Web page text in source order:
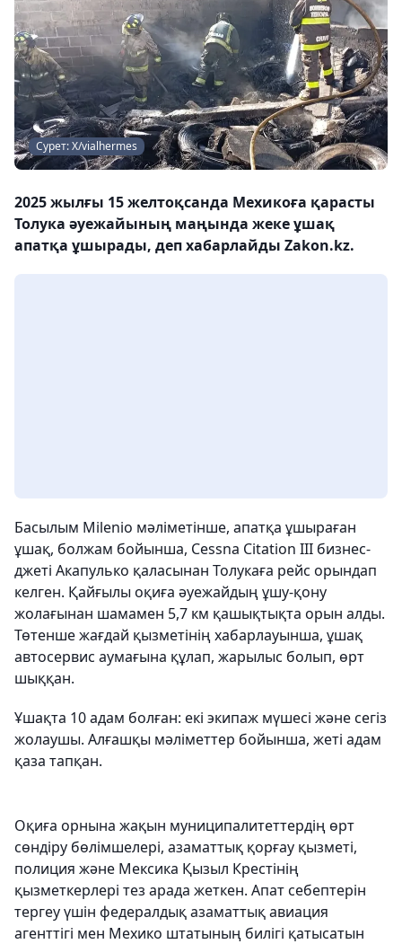
Сурет: X/vialhermes
2025 жылғы 15 желтоқсанда Мехикоға қарасты
Толука әуежайының маңында жеке ұшақ
апатқа ұшырады, деп хабарлайды Zakon.kz.
Басылым Milenio мәліметінше, апатқа ұшыраған
ұшақ, болжам бойынша, Cessna Citation III бизнес-
джеті Акапулько қаласынан Толукаға рейс орындап
келген. Қайғылы оқиға әуежайдың ұшу-қону
жолағынан шамамен 5,7 км қашықтықта орын алды.
Төтенше жағдай қызметінің хабарлауынша, ұшақ
автосервис аумағына құлап, жарылыс болып, өрт
шыққан.
Ұшақта 10 адам болған: екі экипаж мүшесі және сегіз
жолаушы. Алғашқы мәліметтер бойынша, жеті адам
қаза тапқан.
Оқиға орнына жақын муниципалитеттердің өрт
сөндіру бөлімшелері, азаматтық қорғау қызметі,
полиция және Мексика Қызыл Крестінің
қызметкерлері тез арада жеткен. Апат себептерін
тергеу үшін федералдық азаматтық авиация
агенттігі мен Мехико штатының билігі қатысатын